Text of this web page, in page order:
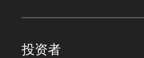
投资者